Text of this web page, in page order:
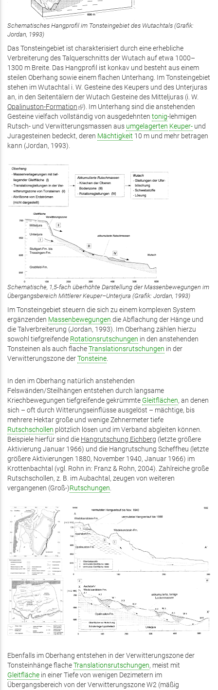
Schematisches Hangprofil im Tonsteingebiet des Wutachtals (Grafik:
Jordan, 1993)
Das Tonsteingebiet ist charakterisiert durch eine erhebliche
Verbreiterung des Talquerschnitts der Wutach auf etwa 1000–
1300 m Breite. Das Hangprofil ist konkav und besteht aus einem
steilen Oberhang sowie einem flachen Unterhang. Im Tonsteingebiet
stehen im Wutachtal i. W. Gesteine des Keupers und des Unterjuras
an, in den Seitentälern der Wutach Gesteine des Mitteljuras (i. W.
Opalinuston-Formation(Link
ist
extern)
). Im Unterhang sind die anstehenden
Gesteine vielfach vollständig von ausgedehnten tonig-lehmigen
Rutsch- und Verwitterungsmassen aus umgelagerten Keuper- und
Juragesteinen bedeckt, deren Mächtigkeit 10 m und mehr betragen
kann (Jordan, 1993).
Schematische, 1,5-fach überhöhte Darstellung der Massenbewegungen im
Übergangsbereich Mittlerer Keuper–Unterjura (Grafik: Jordan, 1993)
Im Tonsteingebiet steuern die sich zu einem komplexen System
ergänzenden Massenbewegungen die Abflachung der Hänge und
die Talverbreiterung (Jordan, 1993). Im Oberhang zählen hierzu
sowohl tiefgreifende Rotationsrutschungen in den anstehenden
Tonsteinen als auch flacheTranslationsrutschungen in der
Verwitterungszone derTonsteine.
In den im Oberhang natürlich anstehenden
Felswänden/Steilhängen entstehen durch langsame
Kriechbewegungen tiefgreifende gekrümmte Gleitflächen, an denen
sich – oft durch Witterungseinflüsse ausgelöst – mächtige, bis
mehrere Hektar große und wenige Zehnermeter tiefe
Rutschschollen plötzlich lösen und im Verband abgleiten können.
Beispiele hierfür sind die Hangrutschung Eichberg (letzte größere
Aktivierung Januar 1966) und die Hangrutschung Scheffheu (letzte
größere Aktivierungen 1880, November 1940, Januar 1966) im
Krottenbachtal (vgl. Rohn in: Franz & Rohn, 2004). Zahlreiche große
Rutschschollen, z. B. im Aubachtal, zeugen von weiteren
vergangenen (Groß-)Rutschungen.
Ebenfalls im Oberhang entstehen in der Verwitterungszone der
Tonsteinhänge flacheTranslationsrutschungen, meist mit
Gleitfläche in einer Tiefe von wenigen Dezimetern im
Übergangsbereich von der Verwitterungszone W2 (mäßig